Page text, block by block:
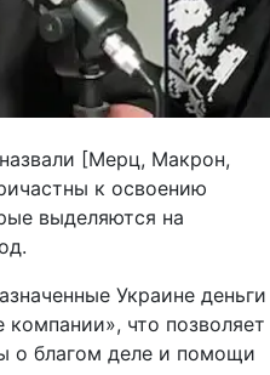
[Мерц, Макрон,
к освоению
выделяются на
Украине деньги
что позволяет
о благом деле и помощи